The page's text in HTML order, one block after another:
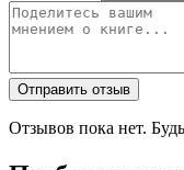
Отправить отзыв
Отзывов пока нет.